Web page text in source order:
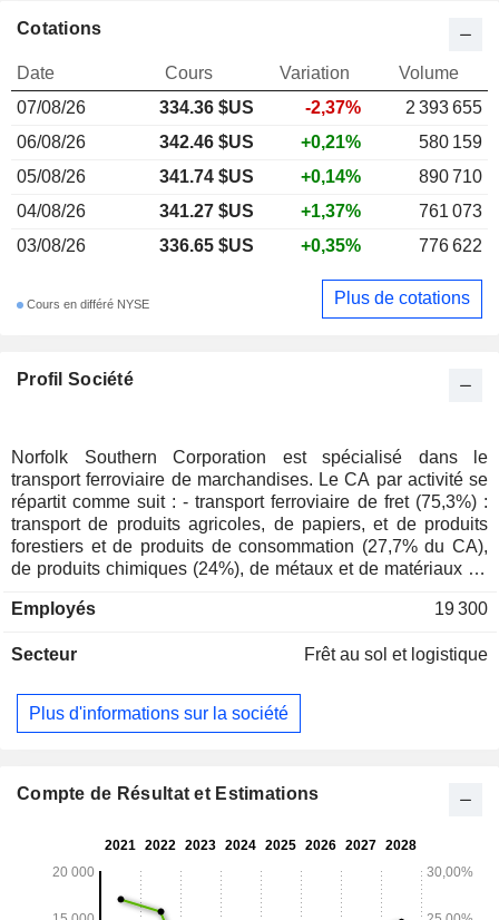
Profil Société
Norfolk Southern Corporation est spécialisé dans le
transport ferroviaire de marchandises. Le CA par activité se
répartit comme suit : - transport ferroviaire de fret (75,3%) :
transport de produits agricoles, de papiers, et de produits
forestiers et de produits de consommation (27,7% du CA),
de produits chimiques (24%), de métaux et de matériaux de
(13,3%) ; - transport intermodal (24,7%). A fin 2025, le
flotte de 3 258 locomotives, de 36 564 wagons et de 17 404
Employés 19 300
Secteur Frêt au sol et logistique
Plus d'informations sur la société
Cotations
Date Cours Variation
Volume
07/08/26
334.36 $US -2,37%
2 393 655
06/08/26
342.46 $US +0,21%
580 159
05/08/26
341.74 $US +0,14%
890 710
04/08/26
341.27 $US +1,37%
761 073
03/08/26
336.65 $US +0,35% 776 622
Cours en différé NYSE Plus de cotations
Compte de Résultat et Estimations